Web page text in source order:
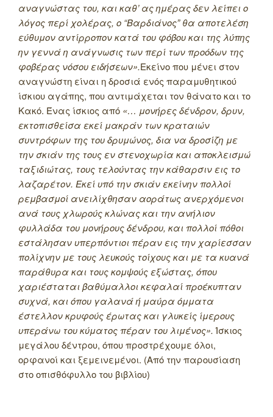
αναγνώστας του, και καθ’ ας ημέρας δεν λείπει ο
λόγος περί χολέρας, ο “Βαρδιάνος” θα αποτελέση
εύθυμον αντίρροπον κατά του φόβου και της λύπης
ην γεννά η ανάγνωσις των περί των προόδων της
φοβέρας νόσου ειδήσεων».Εκείνο που μένει στον
αναγνώστη είναι η δροσιά ενός παραμυθητικού
ίσκιου αγάπης, που αντιμάχεται τον θάνατο και το
Κακό. Ένας ίσκιος από «… μονήρες δένδρον, δρυν,
εκτοπισθείσα εκεί μακράν των κραταιών
συντρόφων της του δρυμώνος, δια να δροσίζη με
την σκιάν της τους εν στενοχωρία και αποκλεισμώ
ταξιδιώτας, τους τελούντας την κάθαρσιν εις το
λαζαρέτον. Εκεί υπό την σκιάν εκείνην πολλοί
ρεμβασμοί ανειλίχθησαν αοράτως ανερχόμενοι
ανά τους χλωρούς κλώνας και την ανήλιον
φυλλάδα του μονήρους δένδρου, και πολλοί πόθοι
εστάλησαν υπερπόντιοι πέραν εις την χαρίεσσαν
πολίχνην με τους λευκούς τοίχους και με τα κυανά
παράθυρα και τους κομψούς εξώστας, όπου
χαριέσταται βαθύμαλλοι κεφαλαί προέκυπταν
συχνά, και όπου γαλανά ή μαύρα όμματα
έστελλον κρυφούς έρωτας και γλυκείς ίμερους
υπεράνω του κύματος πέραν του λιμένος».Ίσκιος
μεγάλου δέντρου, όπου προστρέχουμε όλοι,
ορφανοί και ξεμεινεμένοι. (Από την παρουσίαση
στο οπισθόφυλλο του βιβλίου)